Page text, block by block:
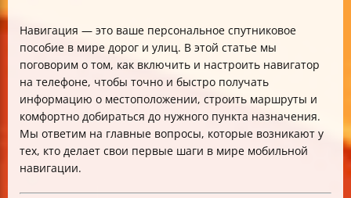
Навигация — это ваше персональное спутниковое
пособие в мире дорог и улиц. В этой статье мы
поговорим о том, как включить и настроить навигатор
на телефоне, чтобы точно и быстро получать
информацию о местоположении, строить маршруты и
комфортно добираться до нужного пункта назначения.
Мы ответим на главные вопросы, которые возникают у
тех, кто делает свои первые шаги в мире мобильной
навигации.